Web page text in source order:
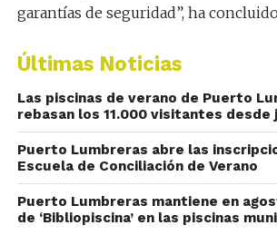
garantías de seguridad”, ha
Últimas Noticias
Las piscinas de verano de Puerto
rebasan los 11.000 visitantes desde
Puerto Lumbreras abre las
Escuela de Conciliación de Verano
Puerto Lumbreras mantiene en
de ‘Bibliopiscina’ en las piscinas